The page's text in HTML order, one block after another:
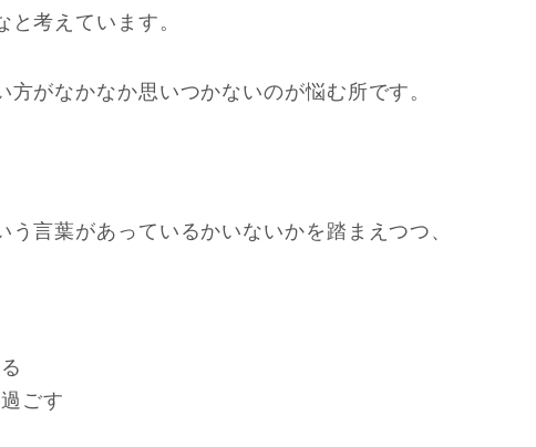
考えています。
がなかなか思いつかないのが悩む所です。
う言葉があっているかいないかを踏まえつつ、
ごす